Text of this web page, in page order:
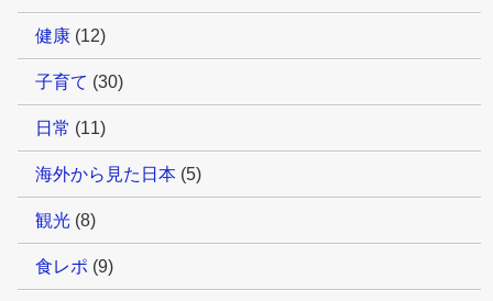
健康 (12)
子育て (30)
日常 (11)
海外から見た日本 (5)
観光 (8)
食レポ (9)